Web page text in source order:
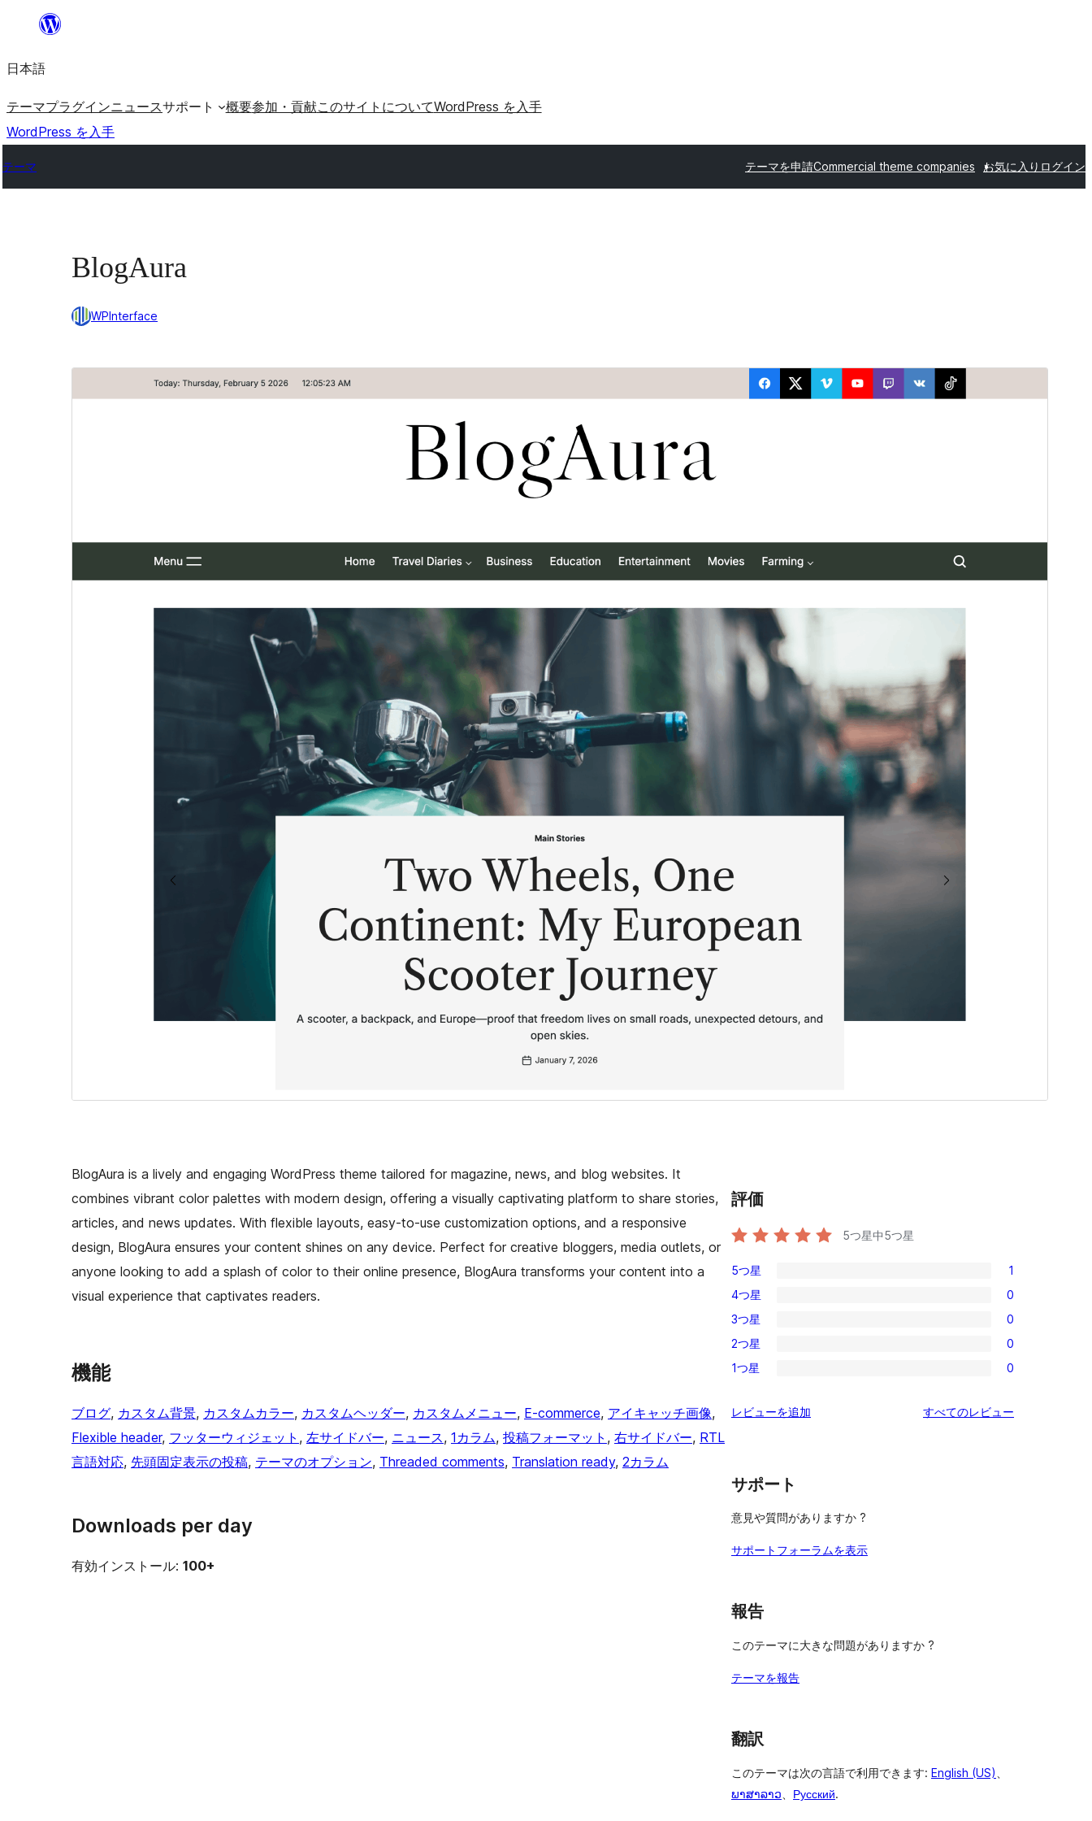
を
ッ
プ
日本語
テーマプラグインニュースサポート 概要参加・貢献このサイトについてWordPress を入手
WordPress を入手
テーマ テーマを申請Commercial theme companies お気に入り ログイン
BlogAura
WPInterface
プレビューダウンロード
BlogAura is a lively and engaging WordPress theme tailored for magazine, news, and blog websites. It
combines vibrant color palettes with modern design, offering a visually captivating platform to share stories,
articles, and news updates. With flexible layouts, easy-to-use customization options, and a responsive
design, BlogAura ensures your content shines on any device. Perfect for creative bloggers, media outlets, or
anyone looking to add a splash of color to their online presence, BlogAura transforms your content into a
visual experience that captivates readers.
機能
ブログ, カスタム背景, カスタムカラー, カスタムヘッダー, カスタムメニュー, E-commerce, アイキャッチ画像
Flexible header, フッターウィジェット , 左サイドバー, ニュース, 1カラム, 投稿フォーマット , 右サイドバー, RTL
言語対応, 先頭固定表示の投稿, テーマのオプション, Threaded comments, Translation ready, 2カラム
Downloads per day
有効インストール: 100+
評価
5つ星中5つ星
1
5-
星
レ
ビ
ー
5つ星 1
0
4-
星
レ
ュ
4つ星 0
0
3-
星
ビ
3つ星 0
0
2-
レ
ー
2つ星 0
0
星
ュ
1つ星 0
レビューを追加 すべてのレビュー
サポート
意見や質問がありますか ?
サポートフォーラムを表示
報告
このテーマに大きな問題がありますか ?
テーマを報告
翻訳
このテーマは次の言語で利用できます: English (US)
ພາສາລາວ
Русский.